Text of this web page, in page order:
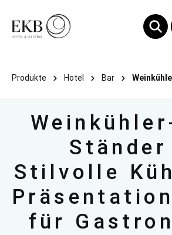
Produkte Hotel Bar
Ständer
Stilvolle
für